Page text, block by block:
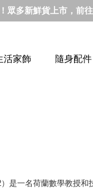
眾多新鮮貨上市，前往
活家飾 隨身配件
是一名荷蘭數學教授